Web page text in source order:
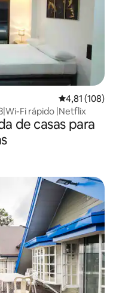
4,81 de uma
4,81 (108)
Fi rápido |Netflix
de casas para